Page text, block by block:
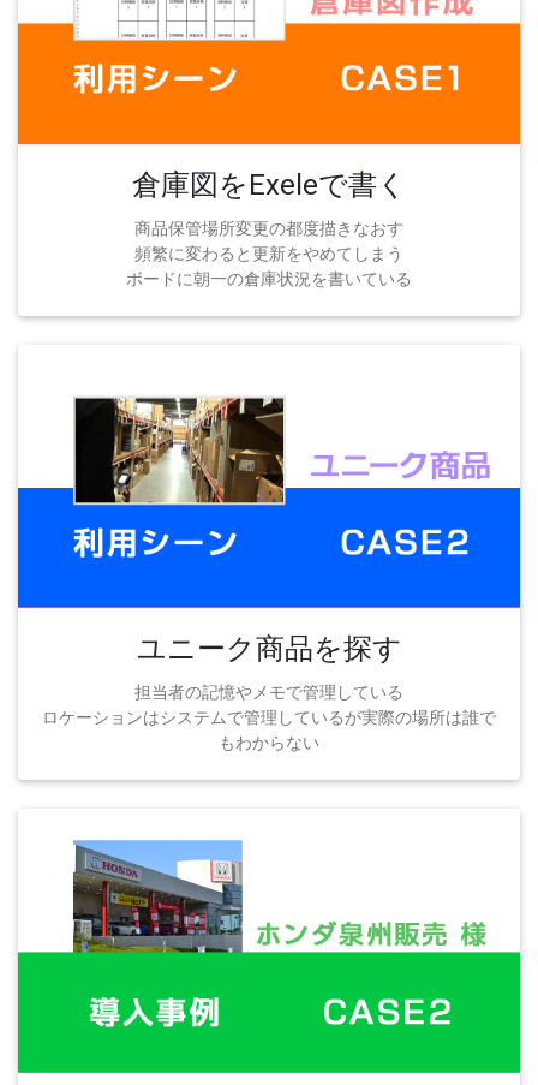
倉庫図をExeleで書く
商品保管場所変更の都度描きなおす
頻繁に変わると更新をやめてしまう
ボードに朝一の倉庫状況を書いている
ユニーク商品を探す
担当者の記憶やメモで管理している
ロケーションはシステムで管理しているが実際の場所は誰で
もわからない